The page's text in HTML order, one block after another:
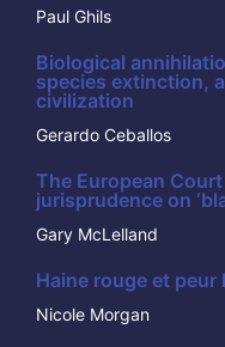
Paul Ghils
Biological
species extinction,
civilization
Gerardo Ceballos
The European
jurisprudence on
Gary McLelland
Haine rouge et peur
Nicole Morgan